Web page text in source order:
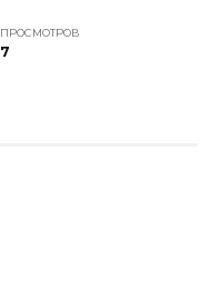
ПРОСМОТРОВ
7